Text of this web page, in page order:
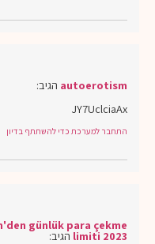
autoerotism הגיב:
JY7UclciaAx
התחבר למערכת כדי להשתתף בדיון
günlük para çekme
limiti 2023 הגיב: